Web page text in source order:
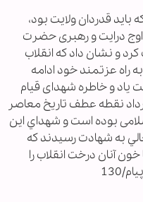
باید قدردان ولایت بود،
اخیر اوج درایت و رهبری حضرت
کرد و نشان داد که انقلاب
راه عزتمند خود ادامه
یاد و خاطره شهدای قیام
15 خرداد اظهار داشت: 15 خرداد نقطه عطف تاریخ معاصر
بوده است و شهداي اين
به شهادت رسيدند كه
آنان درخت انقلاب را
130